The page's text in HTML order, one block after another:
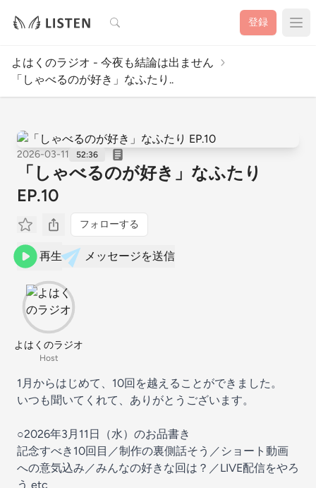
検索 登録
よはくのラジオ - 今夜も結論は出ません
「しゃべるのが好き」なふたり..
2026-03-11 52:36
「しゃべるのが好き」なふたり
EP.10
フォローする
再生 メッセージを送信
よはくのラジオ
Host
1月からはじめて、10回を越えることができました。
いつも聞いてくれて、ありがとうございます。
○2026年3月11日（水）のお品書き
記念すべき10回目／制作の裏側話そう／ショート動画
への意気込み／みんなの好きな回は？／LIVE配信をやろ
う etc